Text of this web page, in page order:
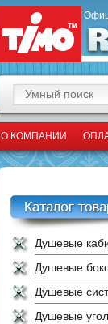
О КОМПАНИИ
Душевые
Душевые
Душевые
Душевые